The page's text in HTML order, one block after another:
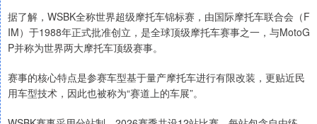
据了解，WSBK全称世界超级摩托车锦标赛，由国际摩托车联合会（F
IM）于1988年正式批准创立，是全球顶级摩托车赛事之一，与MotoG
P并称为世界两大摩托车顶级赛事。
赛事的核心特点是参赛车型基于量产摩托车进行有限改装，更贴近民
用车型技术，因此也被称为“赛道上的车展”。